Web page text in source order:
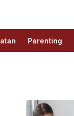
Parenting